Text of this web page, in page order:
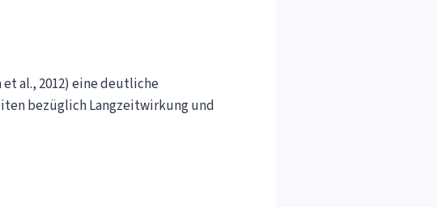
al., 2012) eine deutliche
bezüglich Langzeitwirkung und